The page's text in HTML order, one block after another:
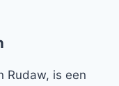
Rudaw, is een